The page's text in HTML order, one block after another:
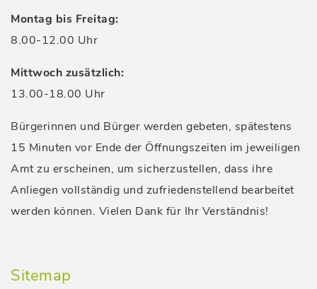
Montag bis Freitag:
8.00-12.00 Uhr
Mittwoch zusätzlich:
13.00-18.00 Uhr
Bürgerinnen und Bürger werden gebeten, spätestens
15 Minuten vor Ende der Öffnungszeiten im jeweiligen
Amt zu erscheinen, um sicherzustellen, dass ihre
Anliegen vollständig und zufriedenstellend bearbeitet
werden können. Vielen Dank für Ihr Verständnis!
Sitemap